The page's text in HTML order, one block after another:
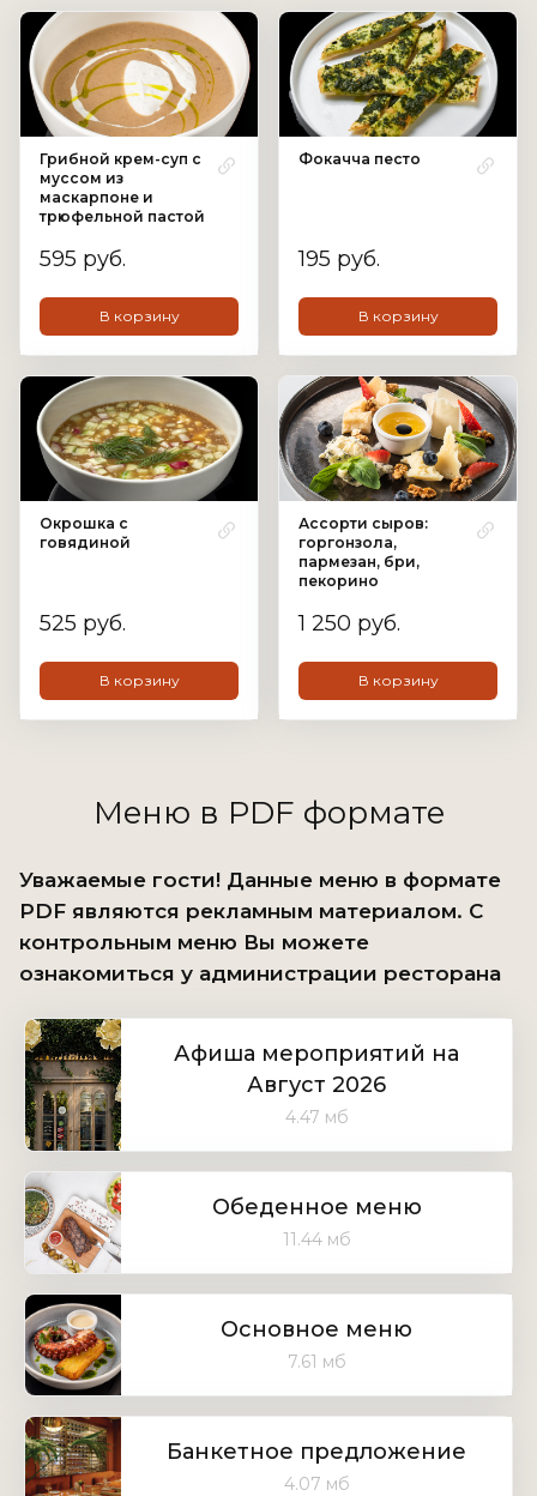
Грибной крем-суп с
муссом из
маскарпоне и
трюфельной пастой
595 руб.
В корзину
Фокачча песто
195 руб.
В корзину
Окрошка с
говядиной
525 руб.
В корзину
Ассорти сыров:
горгонзола,
пармезан, бри,
пекорино
1 250 руб.
В корзину
Меню в PDF формате
Уважаемые гости! Данные меню в формате
PDF являются рекламным материалом. С
контрольным меню Вы можете
ознакомиться у администрации ресторана
Афиша мероприятий на
Август 2026
4.47 мб
Обеденное меню
11.44 мб
Основное меню
7.61 мб
Банкетное предложение
4.07 мб